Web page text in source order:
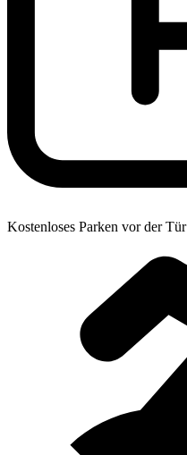
Kostenloses Parken vor der Tür